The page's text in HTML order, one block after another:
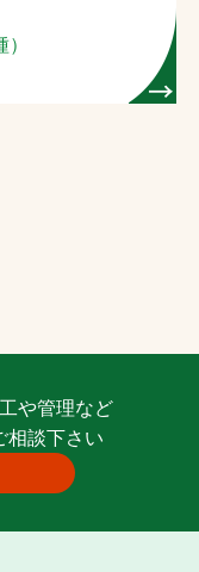
や管理など
相談下さい